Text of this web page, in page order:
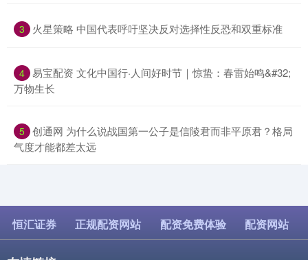
3 ​火星策略 中国代表呼吁坚决反对选择性反恐和双重标准
4 ​易宝配资 文化中国行·人间好时节｜惊蛰：春雷始鸣&#32;
万物生长
5 ​创通网 为什么说战国第一公子是信陵君而非平原君？格局
气度才能都差太远
恒汇证券 正规配资网站 配资免费体验 配资网站